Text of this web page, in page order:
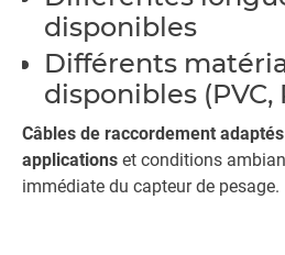
disponibles
Différents
disponibles (PVC,
Câbles de raccordement
applications et conditions
immédiate du capteur de pesage.